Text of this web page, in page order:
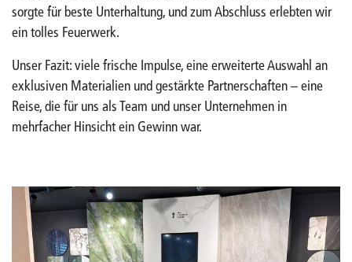
sorgte für beste Unterhaltung, und zum Abschluss erlebten wir
ein tolles Feuerwerk.
Unser Fazit: viele frische Impulse, eine erweiterte Auswahl an
exklusiven Materialien und gestärkte Partnerschaften – eine
Reise, die für uns als Team und unser Unternehmen in
mehrfacher Hinsicht ein Gewinn war.